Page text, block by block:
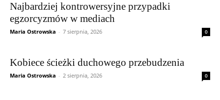
Najbardziej kontrowersyjne przypadki
egzorcyzmów w mediach
Maria Ostrowska - 7 sierpnia, 2026 0
Kobiece ścieżki duchowego przebudzenia
Maria Ostrowska - 2 sierpnia, 2026 0